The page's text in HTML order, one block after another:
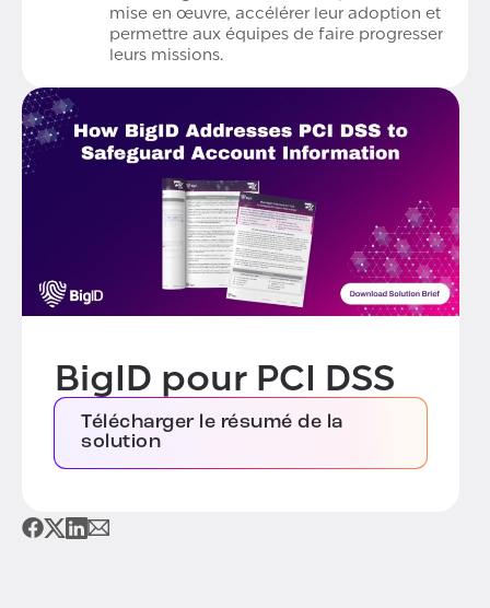
mise en œuvre, accélérer leur adoption et
permettre aux équipes de faire progresser
leurs missions.
BigID pour PCI DSS
Télécharger le résumé de la
solution